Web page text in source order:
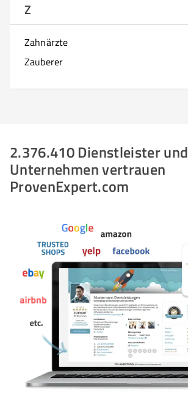
Z
Zahnärzte
Zauberer
2.376.410 Dienstleister und
Unternehmen vertrauen
ProvenExpert.com